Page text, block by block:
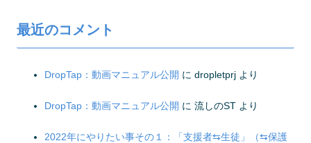
最近のコメント
DropTap：動画マニュアル公開 に dropletprj より
DropTap：動画マニュアル公開 に 流しのST より
2022年にやりたい事その１：「支援者⇆生徒」（⇆保護